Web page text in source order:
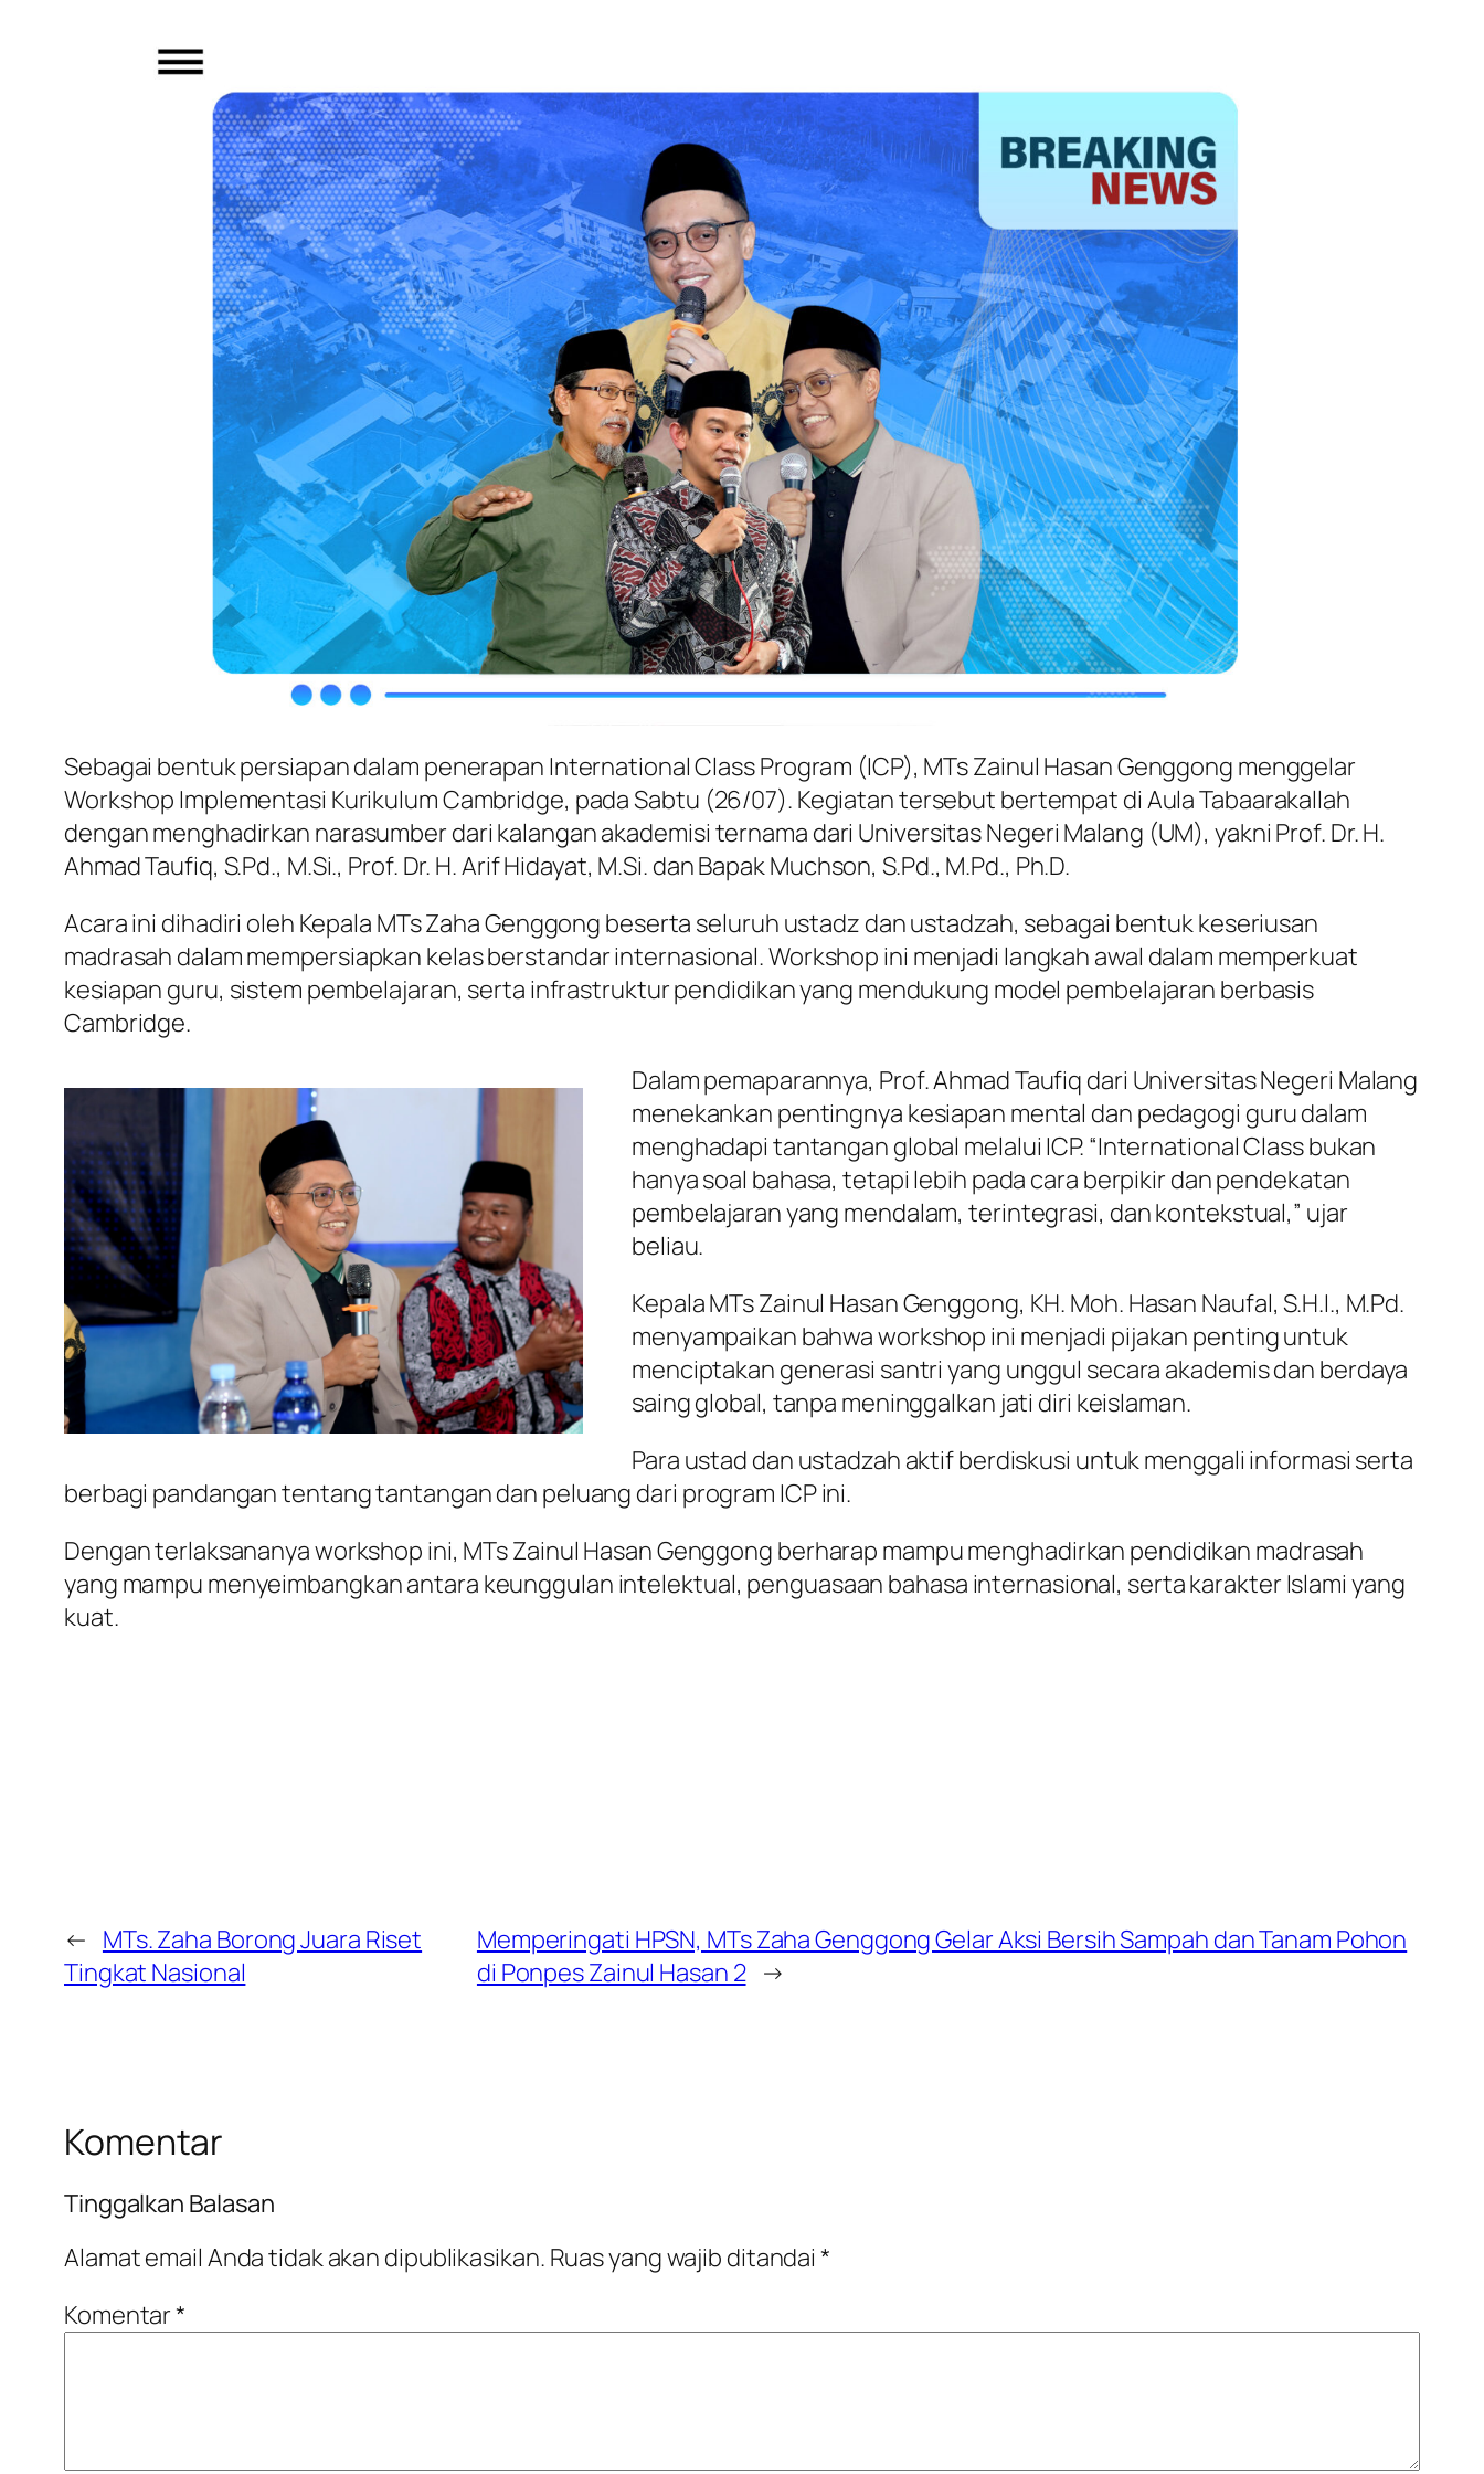
Sebagai bentuk persiapan dalam penerapan International Class Program (ICP), MTs Zainul Hasan Genggong menggelar
Workshop Implementasi Kurikulum Cambridge, pada Sabtu (26/07). Kegiatan tersebut bertempat di Aula Tabaarakallah
dengan menghadirkan narasumber dari kalangan akademisi ternama dari Universitas Negeri Malang (UM), yakni Prof. Dr. H.
Ahmad Taufiq, S.Pd., M.Si., Prof. Dr. H. Arif Hidayat, M.Si. dan Bapak Muchson, S.Pd., M.Pd., Ph.D.
Acara ini dihadiri oleh Kepala MTs Zaha Genggong beserta seluruh ustadz dan ustadzah, sebagai bentuk keseriusan
madrasah dalam mempersiapkan kelas berstandar internasional. Workshop ini menjadi langkah awal dalam memperkuat
kesiapan guru, sistem pembelajaran, serta infrastruktur pendidikan yang mendukung model pembelajaran berbasis
Cambridge.
Dalam pemaparannya, Prof. Ahmad Taufiq dari Universitas Negeri Malang
menekankan pentingnya kesiapan mental dan pedagogi guru dalam
menghadapi tantangan global melalui ICP. “International Class bukan
hanya soal bahasa, tetapi lebih pada cara berpikir dan pendekatan
pembelajaran yang mendalam, terintegrasi, dan kontekstual,” ujar
beliau.
Kepala MTs Zainul Hasan Genggong, KH. Moh. Hasan Naufal, S.H.I., M.Pd.
menyampaikan bahwa workshop ini menjadi pijakan penting untuk
menciptakan generasi santri yang unggul secara akademis dan berdaya
saing global, tanpa meninggalkan jati diri keislaman.
Para ustad dan ustadzah aktif berdiskusi untuk menggali informasi serta
berbagi pandangan tentang tantangan dan peluang dari program ICP ini.
Dengan terlaksananya workshop ini, MTs Zainul Hasan Genggong berharap mampu menghadirkan pendidikan madrasah
yang mampu menyeimbangkan antara keunggulan intelektual, penguasaan bahasa internasional, serta karakter Islami yang
kuat.
← MTs. Zaha Borong Juara Riset
Tingkat Nasional
Memperingati HPSN, MTs Zaha Genggong Gelar Aksi Bersih Sampah dan Tanam Pohon
di Ponpes Zainul Hasan 2 →
Komentar
Tinggalkan Balasan
Alamat email Anda tidak akan dipublikasikan. Ruas yang wajib ditandai*
Komentar*